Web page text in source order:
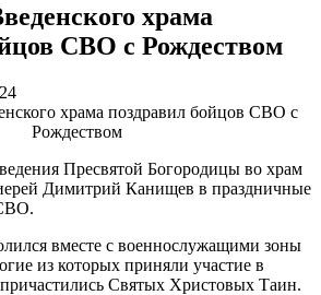
храма
СВО с Рождеством
Пресвятой Богородицы во храм
Димитрий Канищев в праздничные
вместе с военнослужащими зоны
из которых приняли участие в
Святых Христовых Таин.